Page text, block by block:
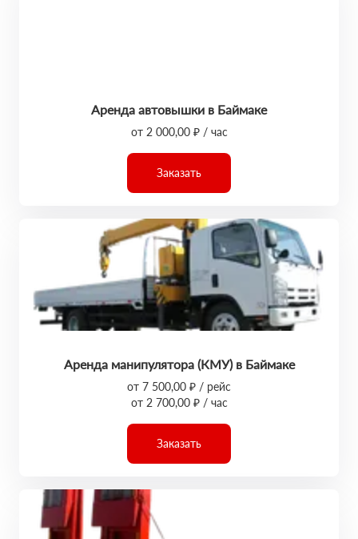
Аренда автовышки в Баймаке
от 2 000,00 ₽ / час
Заказать
Аренда манипулятора (КМУ) в Баймаке
от 7 500,00 ₽ / рейс
от 2 700,00 ₽ / час
Заказать